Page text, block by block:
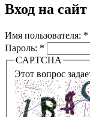
Вход на сайт
Имя пользователя: *
Пароль: *
CAPTCHA